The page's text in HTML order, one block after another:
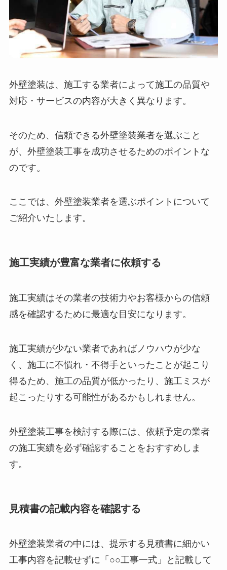
外壁塗装は、施工する業者によって施工の品質や
対応・サービスの内容が大きく異なります。
そのため、信頼できる外壁塗装業者を選ぶこと
が、外壁塗装工事を成功させるためのポイントな
のです。
ここでは、外壁塗装業者を選ぶポイントについて
ご紹介いたします。
施工実績が豊富な業者に依頼する
施工実績はその業者の技術力やお客様からの信頼
感を確認するために最適な目安になります。
施工実績が少ない業者であればノウハウが少な
く、施工に不慣れ・不得手といったことが起こり
得るため、施工の品質が低かったり、施工ミスが
起こったりする可能性があるかもしれません。
外壁塗装工事を検討する際には、依頼予定の業者
の施工実績を必ず確認することをおすすめしま
す。
見積書の記載内容を確認する
外壁塗装業者の中には、提示する見積書に細かい
工事内容を記載せずに「○○工事一式」と記載して